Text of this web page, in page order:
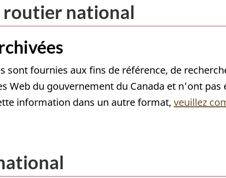
routier national
sont fournies aux fins de référence, de
Web du gouvernement du Canada et n'ont
information dans un autre format, veuillez